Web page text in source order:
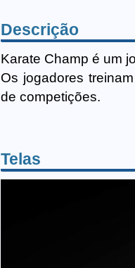
Descrição
Karate Champ é um
Os jogadores
de competições.
Telas